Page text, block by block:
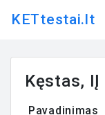
KETtestai.lt
Kęstas, IĮ
Pavadinimas